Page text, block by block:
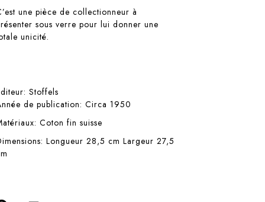
une pièce de collectionneur à
sous verre pour lui donner une
unicité.
Stoffels
de publication: Circa 1950
Coton fin suisse
Longueur 28,5 cm Largeur 27,5